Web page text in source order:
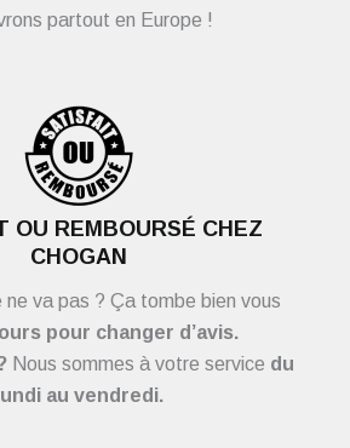
partout en Europe !
OU REMBOURSÉ CHEZ
CHOGAN
ne va pas ? Ça tombe bien vous
pour changer d’avis.
Nous sommes à votre service du
lundi au vendredi.